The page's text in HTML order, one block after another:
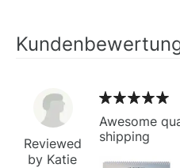
Reviewed
by Katie
Awesome
shipping